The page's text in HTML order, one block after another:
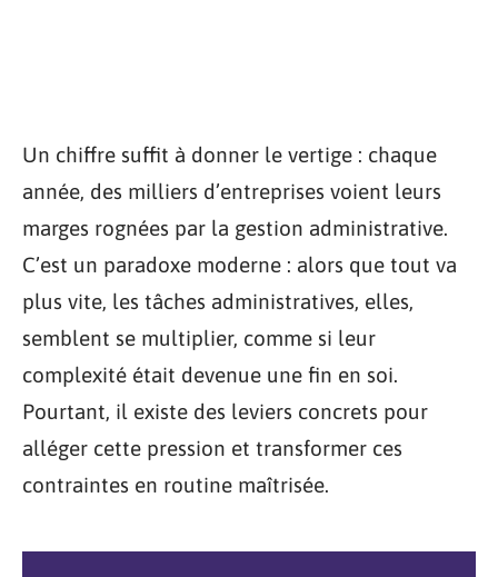
Un chiffre suffit à donner le vertige : chaque
année, des milliers d’entreprises voient leurs
marges rognées par la gestion administrative.
C’est un paradoxe moderne : alors que tout va
plus vite, les tâches administratives, elles,
semblent se multiplier, comme si leur
complexité était devenue une fin en soi.
Pourtant, il existe des leviers concrets pour
alléger cette pression et transformer ces
contraintes en routine maîtrisée.